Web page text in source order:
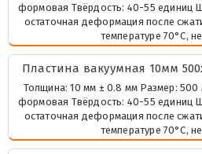
формовая Твёрдость: 40-55 единиц
остаточная деформация после
температуре 70°С,
Пластина вакуумная 10мм
Толщина: 10 мм ± 0.8 мм Размер:
формовая Твёрдость: 40-55 единиц
остаточная деформация после
температуре 70°С,